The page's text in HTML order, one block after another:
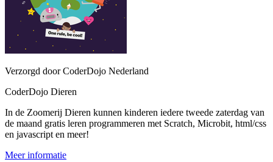
Verzorgd door CoderDojo Nederland
CoderDojo Dieren
In de Zoomerij Dieren kunnen kinderen iedere tweede zaterdag van
de maand gratis leren programmeren met Scratch, Microbit, html/css
en javascript en meer!
Meer informatie